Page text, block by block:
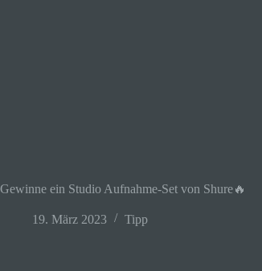
Gewinne ein Studio Aufnahme-Set von Shure🔥
19. März 2023 Tipp